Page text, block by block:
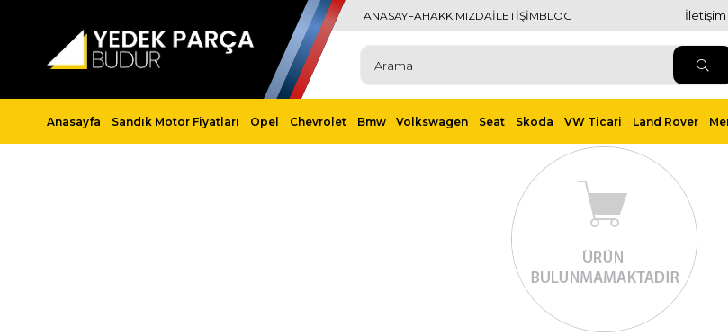
ANASAYFAHAKKIMIZDAİLETİŞİMBLOG İletişim
Anasayfa Sandık Motor Fiyatları Opel Chevrolet Bmw Volkswagen Seat Skoda VW Ticari Land Rover